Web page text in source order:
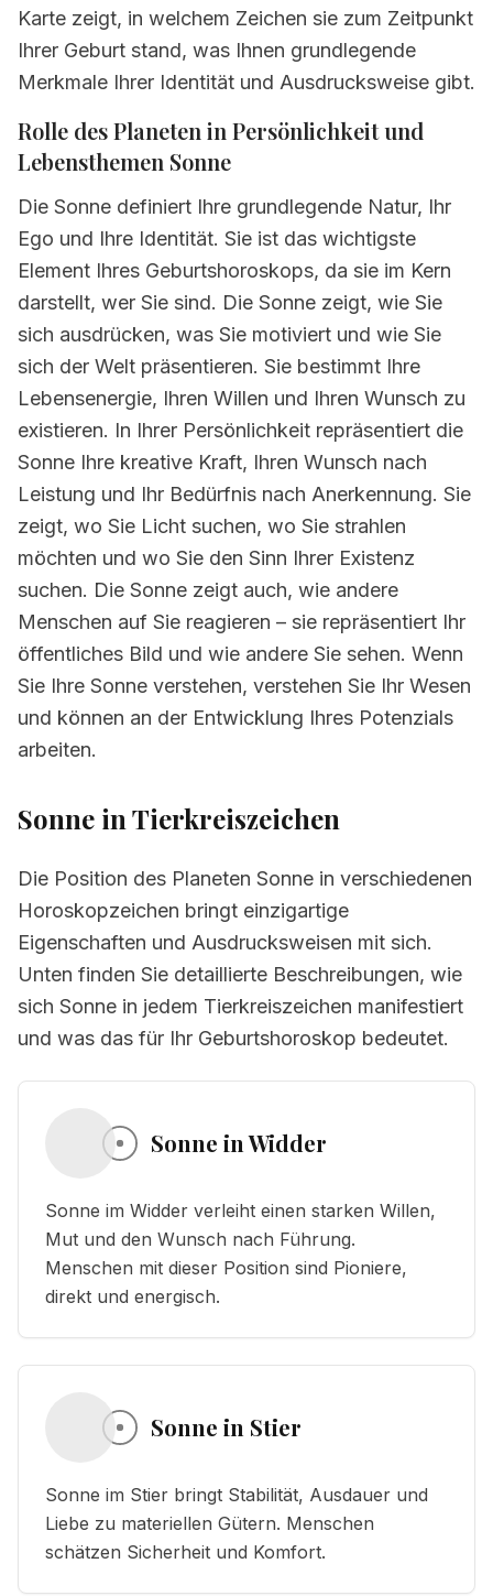
Karte zeigt, in welchem Zeichen sie zum Zeitpunkt
Ihrer Geburt stand, was Ihnen grundlegende
Merkmale Ihrer Identität und Ausdrucksweise gibt.
Rolle des Planeten in Persönlichkeit und
Lebensthemen Sonne
Die Sonne definiert Ihre grundlegende Natur, Ihr
Ego und Ihre Identität. Sie ist das wichtigste
Element Ihres Geburtshoroskops, da sie im Kern
darstellt, wer Sie sind. Die Sonne zeigt, wie Sie
sich ausdrücken, was Sie motiviert und wie Sie
sich der Welt präsentieren. Sie bestimmt Ihre
Lebensenergie, Ihren Willen und Ihren Wunsch zu
existieren. In Ihrer Persönlichkeit repräsentiert die
Sonne Ihre kreative Kraft, Ihren Wunsch nach
Leistung und Ihr Bedürfnis nach Anerkennung. Sie
zeigt, wo Sie Licht suchen, wo Sie strahlen
möchten und wo Sie den Sinn Ihrer Existenz
suchen. Die Sonne zeigt auch, wie andere
Menschen auf Sie reagieren – sie repräsentiert Ihr
öffentliches Bild und wie andere Sie sehen. Wenn
Sie Ihre Sonne verstehen, verstehen Sie Ihr Wesen
und können an der Entwicklung Ihres Potenzials
arbeiten.
Sonne in Tierkreiszeichen
Die Position des Planeten Sonne in verschiedenen
Horoskopzeichen bringt einzigartige
Eigenschaften und Ausdrucksweisen mit sich.
Unten finden Sie detaillierte Beschreibungen, wie
sich Sonne in jedem Tierkreiszeichen manifestiert
und was das für Ihr Geburtshoroskop bedeutet.
Sonne in Widder
Sonne im Widder verleiht einen starken Willen,
Mut und den Wunsch nach Führung.
Menschen mit dieser Position sind Pioniere,
direkt und energisch.
Sonne in Stier
Sonne im Stier bringt Stabilität, Ausdauer und
Liebe zu materiellen Gütern. Menschen
schätzen Sicherheit und Komfort.